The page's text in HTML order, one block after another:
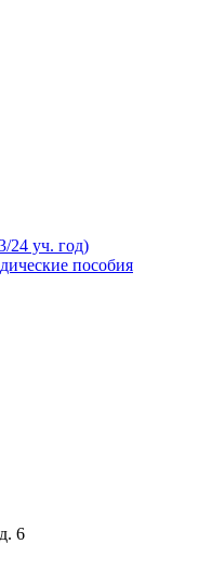
24 уч. год)
пособия
6